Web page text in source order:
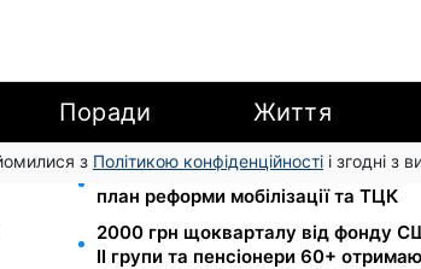
Поради Життя
з Політикою конфіденційності і згодні з
10
200+ тисяч у СЗЧ, мільйони в
план реформи мобілізації та ТЦК
2000 грн щокварталу від фонду
II групи та пенсіонери 60+